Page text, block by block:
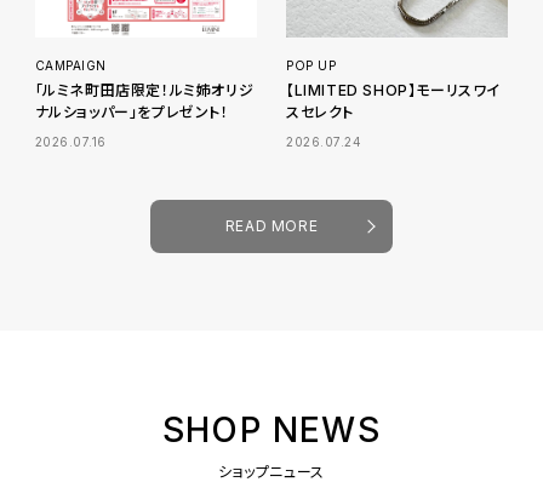
CAMPAIGN
「ルミネ町田店限定！ルミ姉オリジ
ナルショッパー」をプレゼント！
2026.07.16
POP UP
【LIMITED SHOP】モーリスワイ
スセレクト
2026.07.24
READ MORE
SHOP NEWS
ショップニュース